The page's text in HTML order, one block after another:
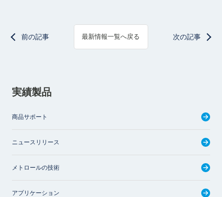
前の記事 最新情報一覧へ戻る 次の記事
実績製品
商品サポート
ニュースリリース
メトロールの技術
アプリケーション